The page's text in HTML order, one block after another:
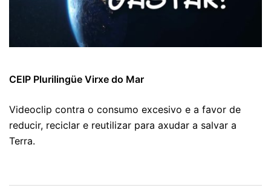
CEIP Plurilingüe Virxe do Mar
Videoclip contra o consumo excesivo e a favor de
reducir, reciclar e reutilizar para axudar a salvar a
Terra.